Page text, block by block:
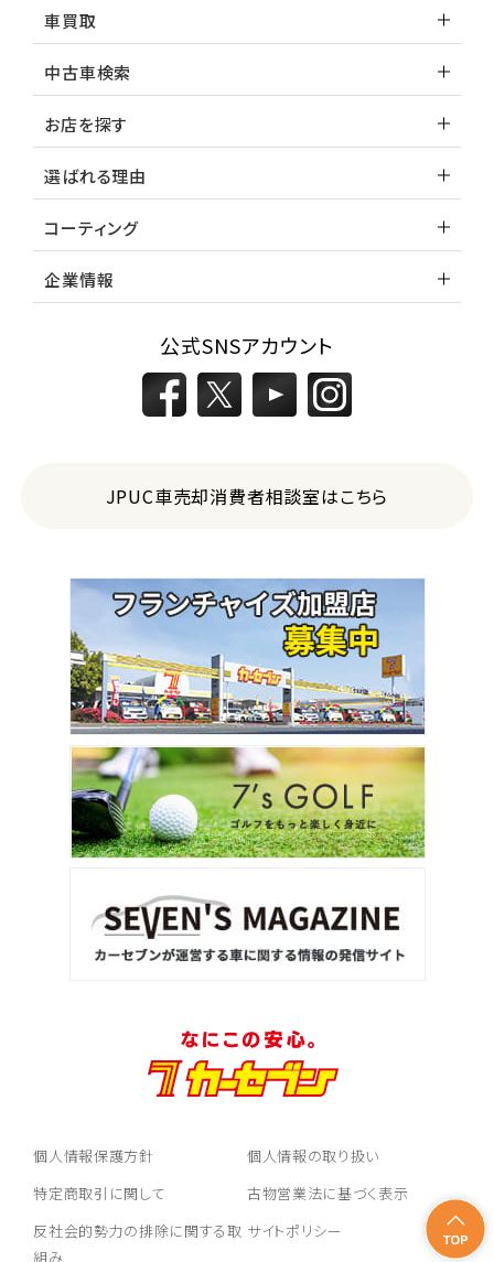
車買取
中古車検索
お店を探す
選ばれる理由
コーティング
企業情報
公式SNSアカウント
JPUC車売却消費者相談室はこちら
個人情報保護方針
個人情報の取り扱い
特定商取引に関して
古物営業法に基づく表示
反社会的勢力の排除に関する取
組み
サイトポリシー